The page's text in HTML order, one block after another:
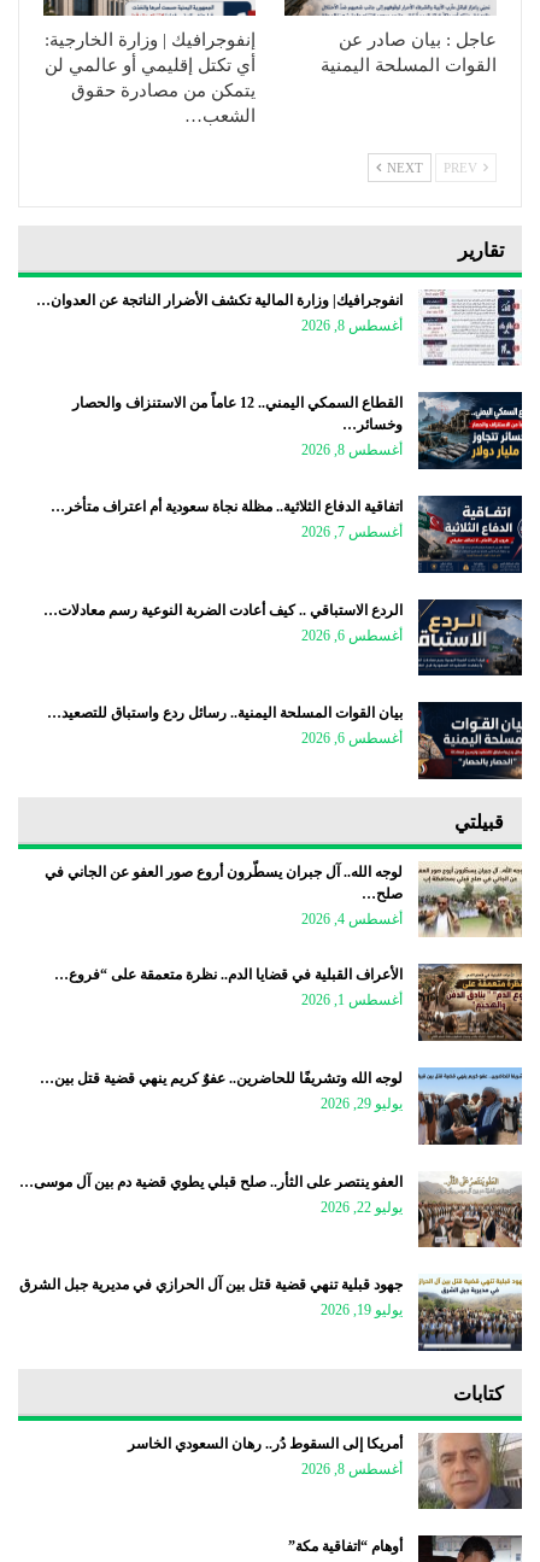
عاجل : بيان صادر عن
القوات المسلحة اليمنية
إنفوجرافيك | وزارة الخارجية:
أي تكتل إقليمي أو عالمي لن
يتمكن من مصادرة حقوق
الشعب…
NEXT
تقارير
انفوجرافيك| وزارة المالية تكشف الأضرار الناتجة عن العدوان…
أغسطس 8, 2026
القطاع السمكي اليمني.. 12 عاماً من الاستنزاف والحصار
وخسائر…
أغسطس 8, 2026
اتفاقية الدفاع الثلاثية.. مظلة نجاة سعودية أم اعتراف متأخر…
أغسطس 7, 2026
الردع الاستباقي .. كيف أعادت الضربة النوعية رسم معادلات…
أغسطس 6, 2026
بيان القوات المسلحة اليمنية.. رسائل ردع واستباق للتصعيد…
أغسطس 6, 2026
قبيلتي
لوجه الله.. آل جبران يسطّرون أروع صور العفو عن الجاني في
صلح…
أغسطس 4, 2026
الأعراف القبلية في قضايا الدم.. نظرة متعمقة على “فروع…
أغسطس 1, 2026
لوجه الله وتشريفًا للحاضرين.. عفوٌ كريم ينهي قضية قتل بين…
يوليو 29, 2026
العفو ينتصر على الثأر.. صلح قبلي يطوي قضية دم بين آل موسى…
يوليو 22, 2026
جهود قبلية تنهي قضية قتل بين آل الحرازي في مديرية جبل الشرق
يوليو 19, 2026
كتابات
أمريكا إلى السقوط دُر.. رهان السعودي الخاسر
أغسطس 8, 2026
أوهام “اتفاقية مكة”